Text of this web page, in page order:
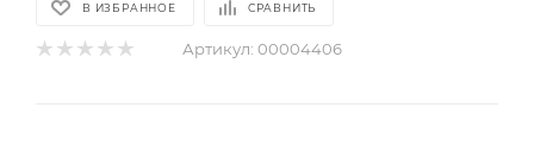
В ИЗБРАННОЕ СРАВНИТЬ
Артикул: 00004406